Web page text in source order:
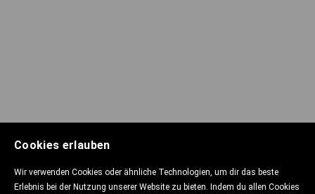
Cookies erlauben
Wir verwenden Cookies oder ähnliche Technologien, um dir das beste
Erlebnis bei der Nutzung unserer Website zu bieten. Indem du allen Cookies